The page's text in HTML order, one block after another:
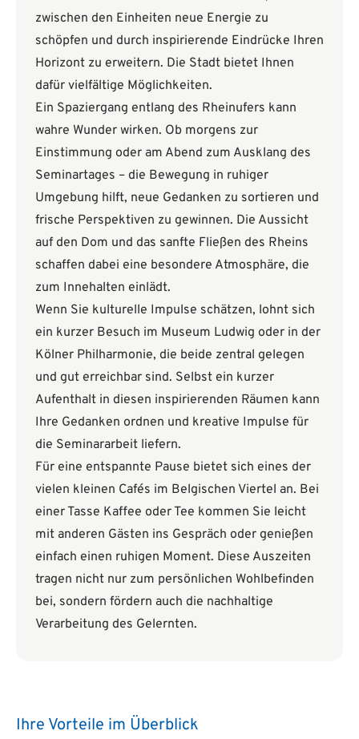
zwischen den Einheiten neue Energie zu
schöpfen und durch inspirierende Eindrücke Ihren
Horizont zu erweitern. Die Stadt bietet Ihnen
dafür vielfältige Möglichkeiten.
Ein Spaziergang entlang des Rheinufers kann
wahre Wunder wirken. Ob morgens zur
Einstimmung oder am Abend zum Ausklang des
Seminartages – die Bewegung in ruhiger
Umgebung hilft, neue Gedanken zu sortieren und
frische Perspektiven zu gewinnen. Die Aussicht
auf den Dom und das sanfte Fließen des Rheins
schaffen dabei eine besondere Atmosphäre, die
zum Innehalten einlädt.
Wenn Sie kulturelle Impulse schätzen, lohnt sich
ein kurzer Besuch im Museum Ludwig oder in der
Kölner Philharmonie, die beide zentral gelegen
und gut erreichbar sind. Selbst ein kurzer
Aufenthalt in diesen inspirierenden Räumen kann
Ihre Gedanken ordnen und kreative Impulse für
die Seminararbeit liefern.
Für eine entspannte Pause bietet sich eines der
vielen kleinen Cafés im Belgischen Viertel an. Bei
einer Tasse Kaffee oder Tee kommen Sie leicht
mit anderen Gästen ins Gespräch oder genießen
einfach einen ruhigen Moment. Diese Auszeiten
tragen nicht nur zum persönlichen Wohlbefinden
bei, sondern fördern auch die nachhaltige
Verarbeitung des Gelernten.
Ihre Vorteile im Überblick